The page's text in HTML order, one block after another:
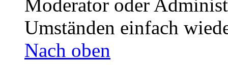
Moderator oder
Umständen einfach
Nach oben